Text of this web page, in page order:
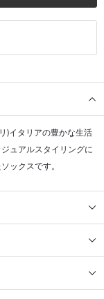
)イタリアの豊かな生活
ュアルスタイリングに
ックスです。